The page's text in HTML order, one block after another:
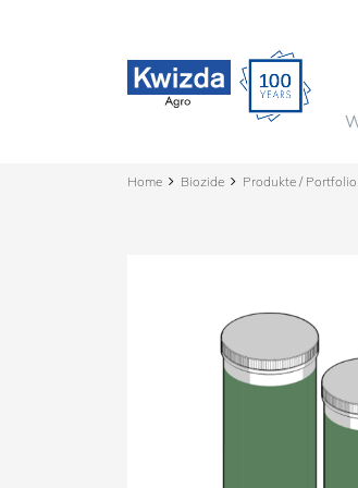
Home Biozide Produkte / Portfolio